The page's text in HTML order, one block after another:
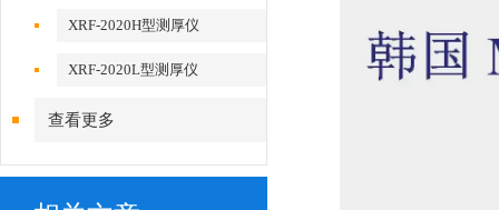
XRF-2020H型测厚仪
XRF-2020L型测厚仪
查看更多